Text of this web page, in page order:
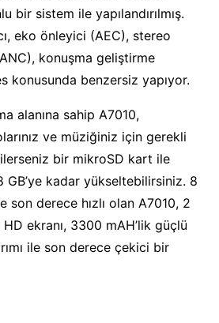
bir sistem ile yapılandırılmış.
eko önleyici (AEC), stereo
konuşma geliştirme
konusunda benzersiz yapıyor.
alanına sahip A7010,
ve müziğiniz için gerekli
bir mikroSD kart ile
GB’ye kadar yükseltebilirsiniz. 8
derece hızlı olan A7010, 2
ekranı, 3300 mAH’lik güçlü
ile son derece çekici bir